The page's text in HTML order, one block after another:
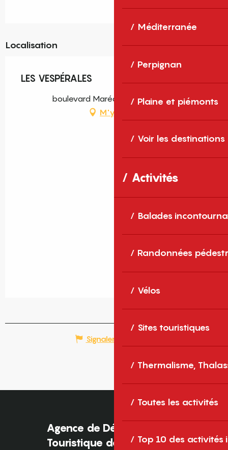
Méditerranée
Perpignan
Plaine et piémonts
Voir les destinations
Activités
Balades
Randonnées
Vélos
Sites touristiques
Thermalisme,
Toutes les activités
Top 10 des activités
Localisation
LES VESPÉRALES
boulevard Maréchal Joffre, Céret
M'y rendre
Signaler une erreur
Agence de Développement
Touristique des Pyrénées-